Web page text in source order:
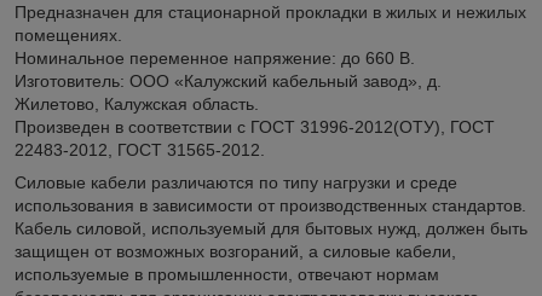
Предназначен для стационарной прокладки в жилых и нежилых
помещениях.
Номинальное переменное напряжение: до 660 В.
Изготовитель: ООО «Калужский кабельный завод», д.
Жилетово, Калужская область.
Произведен в соответствии с ГОСТ 31996-2012(ОТУ), ГОСТ
22483-2012, ГОСТ 31565-2012.
Силовые кабели различаются по типу нагрузки и среде
использования в зависимости от производственных стандартов.
Кабель силовой, используемый для бытовых нужд, должен быть
защищен от возможных возгораний, а силовые кабели,
используемые в промышленности, отвечают нормам